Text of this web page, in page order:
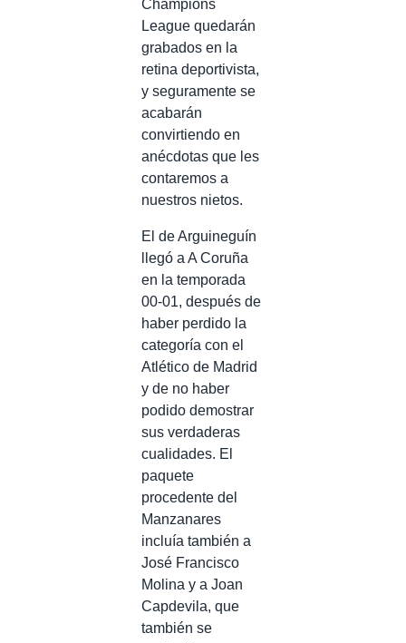
Champions
League quedarán
grabados en la
retina deportivista,
y seguramente se
acabarán
convirtiendo en
anécdotas que les
contaremos a
nuestros nietos.
El de Arguineguín
llegó a A Coruña
en la temporada
00-01, después de
haber perdido la
categoría con el
Atlético de Madrid
y de no haber
podido demostrar
sus verdaderas
cualidades. El
paquete
procedente del
Manzanares
incluía también a
José Francisco
Molina y a Joan
Capdevila, que
también se